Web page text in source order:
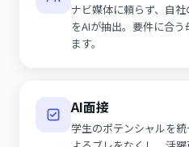
ナビ媒体に頼らず、自
をAIが抽出。要件に合
ます。
AI面接
学生のポテンシャルを